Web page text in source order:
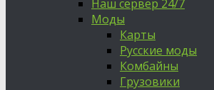
Наш сервер 24/7
Моды
Карты
Русские моды
Комбайны
Грузовики